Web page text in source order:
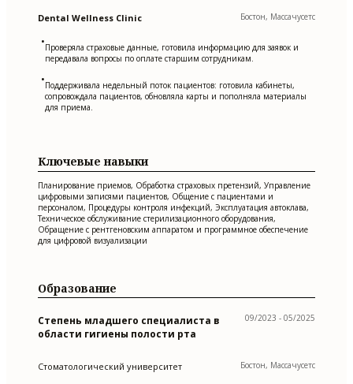
Dental Wellness Clinic Бостон, Массачусетс
•Проверяла страховые данные, готовила информацию для заявок и
передавала вопросы по оплате старшим сотрудникам.
•Поддерживала недельный поток пациентов: готовила кабинеты,
сопровождала пациентов, обновляла карты и пополняла материалы
для приема.
Ключевые навыки
Планирование приемов, Обработка страховых претензий, Управление
цифровыми записями пациентов, Общение с пациентами и
персоналом, Процедуры контроля инфекций, Эксплуатация автоклава,
Техническое обслуживание стерилизационного оборудования,
Обращение с рентгеновским аппаратом и программное обеспечение
для цифровой визуализации
Образование
Степень младшего специалиста в
области гигиены полости рта
09/2023 - 05/2025
Стоматологический университет Бостон, Массачусетс